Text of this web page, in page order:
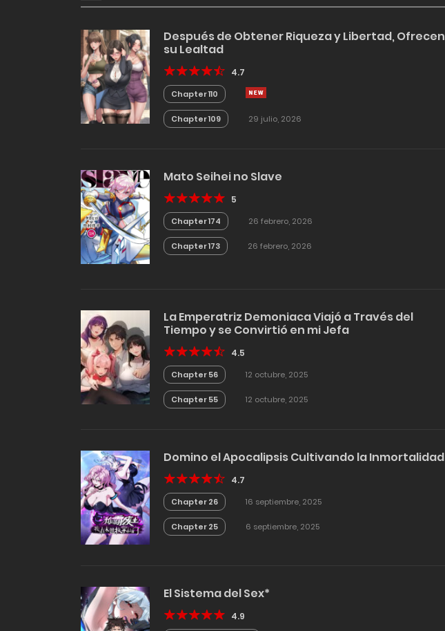
Después de Obtener Riqueza y Libertad, Ofrecen
su Lealtad
4.7
Chapter 110
Chapter 109 29 julio, 2026
Mato Seihei no Slave
5
Chapter 174 26 febrero, 2026
Chapter 173 26 febrero, 2026
La Emperatriz Demoniaca Viajó a Través del
Tiempo y se Convirtió en mi Jefa
4.5
Chapter 56 12 octubre, 2025
Chapter 55 12 octubre, 2025
Domino el Apocalipsis Cultivando la Inmortalidad
4.7
Chapter 26 16 septiembre, 2025
Chapter 25 6 septiembre, 2025
El Sistema del Sex*
4.9